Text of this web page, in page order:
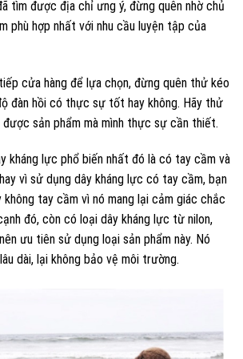
tìm được địa chỉ ưng ý, đừng quên nhờ chủ
phù hợp nhất với nhu cầu luyện tập của
cửa hàng để lựa chọn, đừng quên thử kéo
đàn hồi có thực sự tốt hay không. Hãy thử
sản phẩm mà mình thực sự cần thiết.
kháng lực phổ biến nhất đó là có tay cầm và
vì sử dụng dây kháng lực có tay cầm, bạn
không tay cầm vì nó mang lại cảm giác chắc
đó, còn có loại dây kháng lực từ nilon,
ưu tiên sử dụng loại sản phẩm này. Nó
dài, lại không bảo vệ môi trường.